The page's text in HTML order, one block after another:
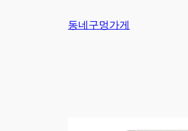
동네구멍가게